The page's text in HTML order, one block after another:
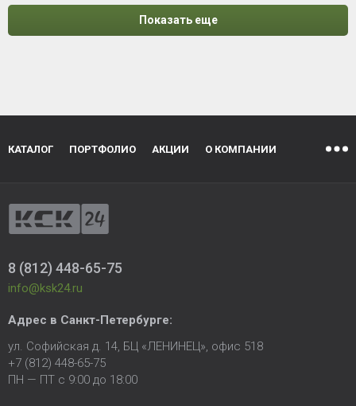
Показать еще
КАТАЛОГ ПОРТФОЛИО АКЦИИ О КОМПАНИИ
8 (812) 448-65-75
info@ksk24.ru
Адрес в Санкт-Петербурге:
ул. Софийская д. 14, БЦ «ЛЕНИНЕЦ», офис 518
+7 (812) 448-65-75
ПН — ПТ с 9:00 до 18:00